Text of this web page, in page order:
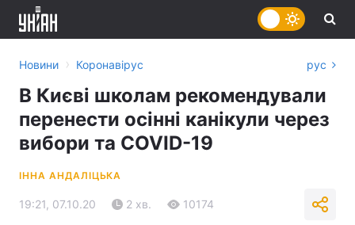
Новини › Коронавірус рус
В Києві школам рекомендували
перенести осінні канікули через
вибори та COVID-19
ІННА АНДАЛІЦЬКА
19:21, 07.10.20 2 хв. 10174